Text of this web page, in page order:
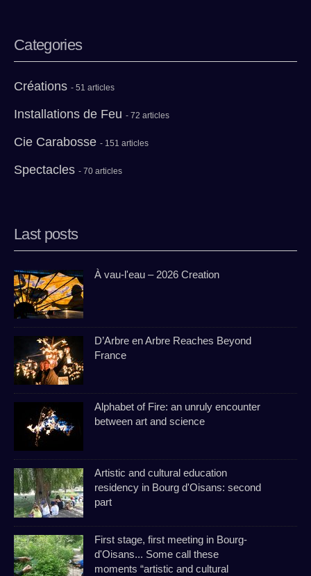
Categories
Créations - 51 articles
Installations de Feu - 72 articles
Cie Carabosse - 151 articles
Spectacles - 70 articles
Last posts
À vau-l'eau – 2026 Creation
D’Arbre en Arbre Reaches Beyond
France
Alphabet of Fire: an unruly encounter
between art and science
Artistic and cultural education
residency in Bourg d'Oisans: second
part
First stage, first meeting in Bourg-
d'Oisans... Some call these
moments “artistic and cultural